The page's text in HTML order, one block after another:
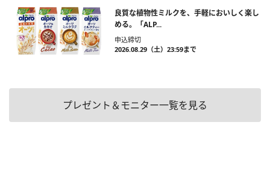
良質な植物性ミルクを、手軽においしく楽し
める。「ALP...
申込締切
2026.08.29（土）23:59まで
プレゼント＆モニター一覧を見る